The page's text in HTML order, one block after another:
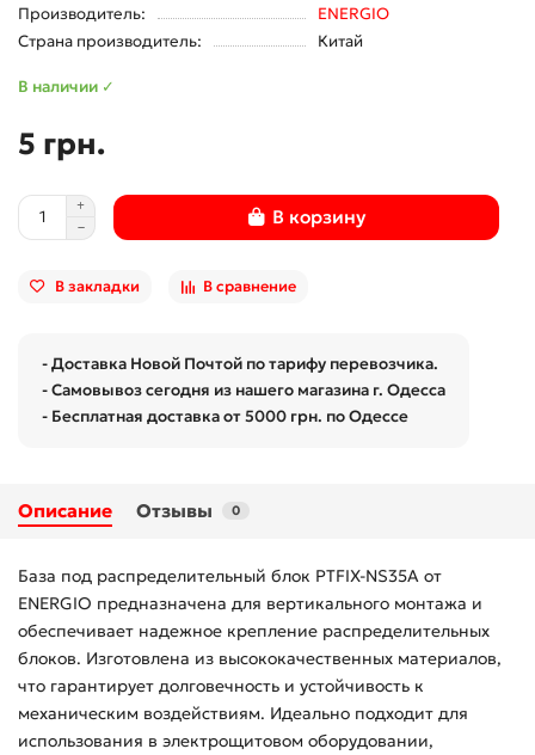
Производитель:
ENERGIO
Страна производитель:
Китай
В наличии ✓
5 грн.
В корзину
В закладки В сравнение
- Доставка Новой Почтой по тарифу перевозчика.
- Самовывоз сегодня из нашего магазина г. Одесса
- Бесплатная доставка от 5000 грн. по Одессе
Описание Отзывы 0
База под распределительный блок PTFIX-NS35A от
ENERGIO предназначена для вертикального монтажа и
обеспечивает надежное крепление распределительных
блоков. Изготовлена из высококачественных материалов,
что гарантирует долговечность и устойчивость к
механическим воздействиям. Идеально подходит для
использования в электрощитовом оборудовании,